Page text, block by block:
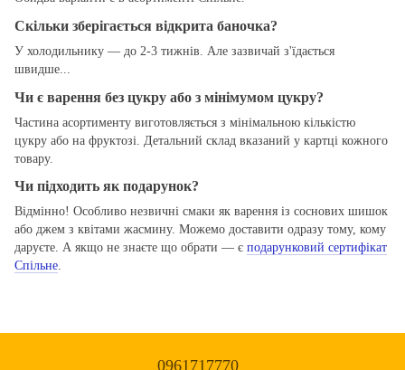
Скільки зберігається відкрита баночка?
У холодильнику — до 2-3 тижнів. Але зазвичай з'їдається
швидше...
Чи є варення без цукру або з мінімумом цукру?
Частина асортименту виготовляється з мінімальною кількістю
цукру або на фруктозі. Детальний склад вказаний у картці кожного
товару.
Чи підходить як подарунок?
Відмінно! Особливо незвичні смаки як варення із соснових шишок
або джем з квітами жасмину. Можемо доставити одразу тому, кому
даруєте. А якщо не знаєте що обрати — є подарунковий сертифікат
Спільне.
0961717770